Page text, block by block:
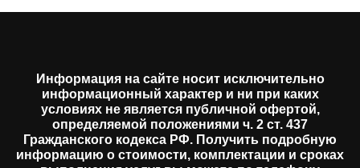
Информация на сайте носит исключительно
информационный характер и ни при каких
условиях не является публичной офертой,
определяемой положениями ч. 2 ст. 437
Гражданского кодекса РФ. Получить подробную
информацию о стоимости, комплектации и сроках